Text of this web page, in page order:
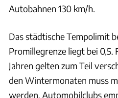
Autobahnen 130 km/h.
Das städtische Tempolimit
Promillegrenze liegt bei 0,5.
Jahren gelten zum Teil
den Wintermonaten muss
werden. Automobilclubs